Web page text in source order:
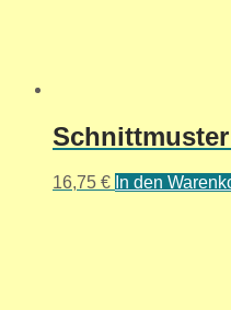
Schnittmuster
16,75 € In den